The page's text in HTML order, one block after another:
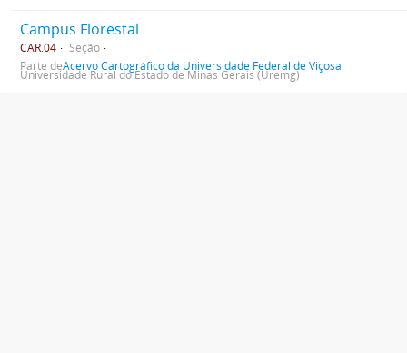
Campus Florestal
CAR.04
Seção
Parte deAcervo Cartográfico da Universidade Federal de Viçosa
Universidade Rural do Estado de Minas Gerais (Uremg)